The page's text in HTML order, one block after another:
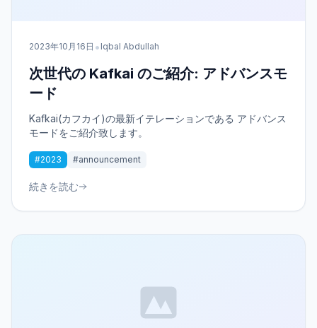
2023年10月16日 • Iqbal Abdullah
次世代の Kafkai のご紹介: アドバンスモ
ード
Kafkai(カフカイ)の最新イテレーションである アドバンス
モードをご紹介致します。
#2023 #announcement
続きを読む